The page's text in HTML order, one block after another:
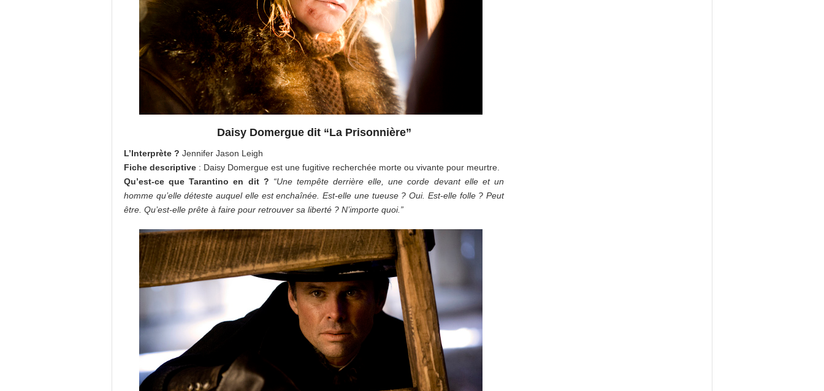
Daisy Domergue dit “La Prisonnière”
L’Interprète ? Jennifer Jason Leigh
Fiche descriptive : Daisy Domergue est une fugitive recherchée morte ou vivante pour meurtre.
Qu’est-ce que Tarantino en dit ? “Une tempête derrière elle, une corde devant elle et un
homme qu’elle déteste auquel elle est enchaînée. Est-elle une tueuse ? Oui. Est-elle folle ? Peut
être. Qu’est-elle prête à faire pour retrouver sa liberté ? N’importe quoi.”